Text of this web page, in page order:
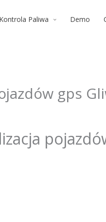
Kontrola Paliwa Demo
gps